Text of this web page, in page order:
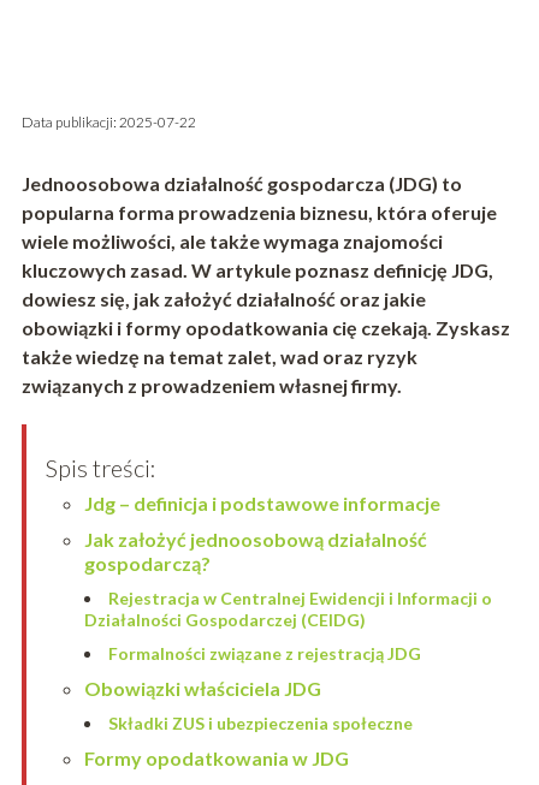
Data publikacji: 2025-07-22
Jednoosobowa działalność gospodarcza (JDG) to
popularna forma prowadzenia biznesu, która oferuje
wiele możliwości, ale także wymaga znajomości
kluczowych zasad. W artykule poznasz definicję JDG,
dowiesz się, jak założyć działalność oraz jakie
obowiązki i formy opodatkowania cię czekają. Zyskasz
także wiedzę na temat zalet, wad oraz ryzyk
związanych z prowadzeniem własnej firmy.
Spis treści:
Jdg – definicja i podstawowe informacje
Jak założyć jednoosobową działalność
gospodarczą?
Rejestracja w Centralnej Ewidencji i Informacji o
Działalności Gospodarczej (CEIDG)
Formalności związane z rejestracją JDG
Obowiązki właściciela JDG
Składki ZUS i ubezpieczenia społeczne
Formy opodatkowania w JDG